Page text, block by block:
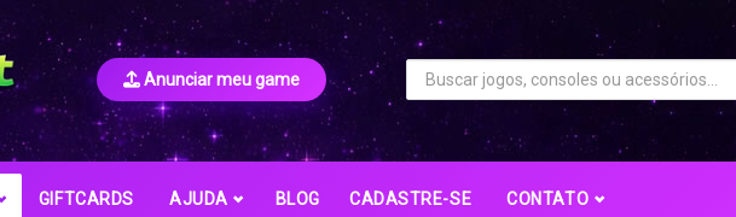
Anunciar meu game
GIFTCARDS AJUDA BLOG CADASTRE-SE CONTATO